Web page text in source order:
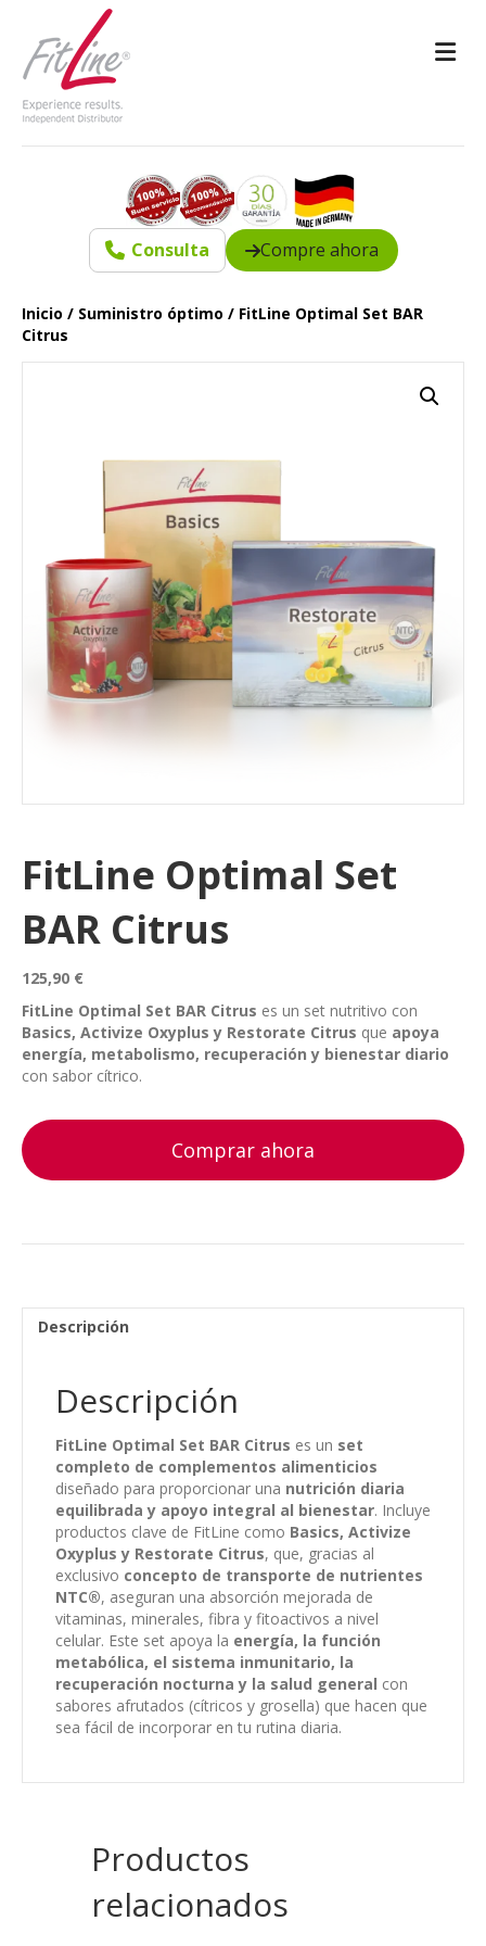
Consulta Compre ahora
Inicio / Suministro óptimo / FitLine Optimal Set BAR
Citrus
FitLine Optimal Set
BAR Citrus
125,90 €
FitLine Optimal Set BAR Citrus es un set nutritivo con
Basics, Activize Oxyplus y Restorate Citrus que apoya
energía, metabolismo, recuperación y bienestar diario
con sabor cítrico.
Comprar ahora
Descripción
Descripción
FitLine Optimal Set BAR Citrus es un set
completo de complementos alimenticios
diseñado para proporcionar una nutrición diaria
equilibrada y apoyo integral al bienestar. Incluye
productos clave de FitLine como Basics, Activize
Oxyplus y Restorate Citrus, que, gracias al
exclusivo concepto de transporte de nutrientes
NTC®, aseguran una absorción mejorada de
vitaminas, minerales, fibra y fitoactivos a nivel
celular. Este set apoya la energía, la función
metabólica, el sistema inmunitario, la
recuperación nocturna y la salud general con
sabores afrutados (cítricos y grosella) que hacen que
sea fácil de incorporar en tu rutina diaria.
Productos
relacionados